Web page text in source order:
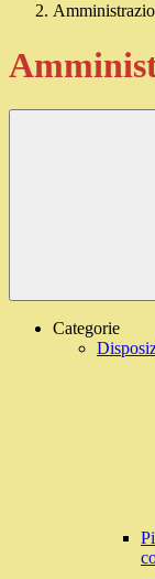
Categorie